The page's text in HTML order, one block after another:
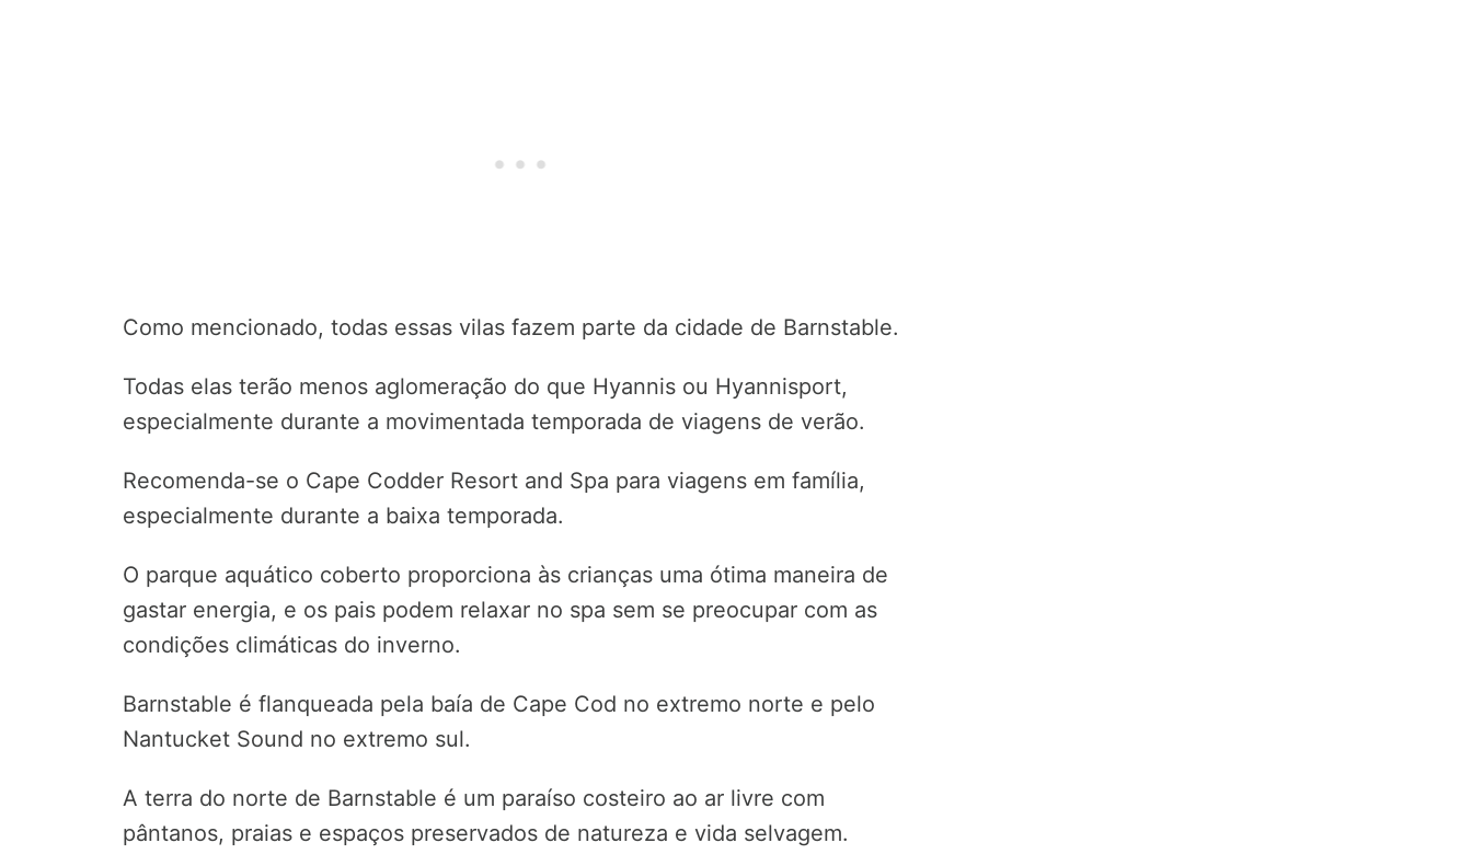
Como mencionado, todas essas vilas fazem parte da cidade de Barnstable.
Todas elas terão menos aglomeração do que Hyannis ou Hyannisport,
especialmente durante a movimentada temporada de viagens de verão.
Recomenda-se o Cape Codder Resort and Spa para viagens em família,
especialmente durante a baixa temporada.
O parque aquático coberto proporciona às crianças uma ótima maneira de
gastar energia, e os pais podem relaxar no spa sem se preocupar com as
condições climáticas do inverno.
Barnstable é flanqueada pela baía de Cape Cod no extremo norte e pelo
Nantucket Sound no extremo sul.
A terra do norte de Barnstable é um paraíso costeiro ao ar livre com
pântanos, praias e espaços preservados de natureza e vida selvagem.